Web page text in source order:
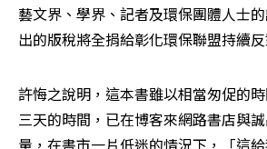
藝文界、學界、記者及環保團體人士
出的版稅將全捐給彰化環保聯盟持續
許悔之說明，這本書雖以相當匆促的
三天的時間，已在博客來網路書店與
量，在書市一片低迷的情況下，「這